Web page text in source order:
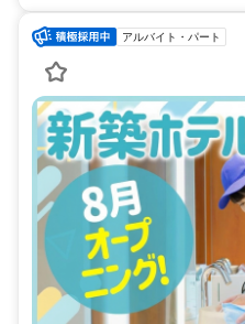
アルバイト・パート